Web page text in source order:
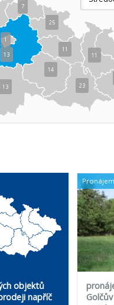
23
11
14
11
25
13
1
13
7
objektů
napříč
Pronájem